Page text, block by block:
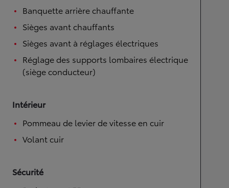
Banquette arrière chauffante
Sièges avant chauffants
Sièges avant à réglages électriques
Réglage des supports lombaires électrique
(siège conducteur)
Intérieur
Pommeau de levier de vitesse en cuir
Volant cuir
Sécurité